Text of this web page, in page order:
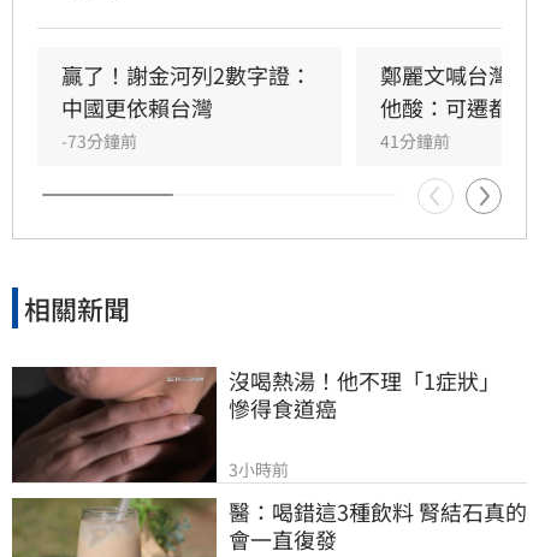
法律戰的工具。他強調台灣長期熱愛和平，且台
日經貿與民間交流深厚，長崎市政府的親中舉動
背離兩國友好初衷。台灣雖曾透過外交途徑爭取
公平待遇，但對方執意矮化，我方因此決定降低
出席層級。李逸洋嚴正聲明，台灣是主權獨立國
家，與中國互不隸屬，對於長崎市政府屈從中國
與譴責，並呼籲各界正視台灣在區域和平與全球
贏了！謝金河列2數字證：
中國更依賴台灣
-73分鐘前
鄭麗文喊台灣
他酸：可遷都重
41分鐘前
相關新聞
沒喝熱湯！他不理「1症狀」
慘得食道癌
3小時前
醫：喝錯這3種飲料 腎結石真的
會一直復發